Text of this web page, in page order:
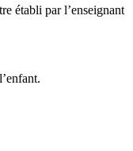
établi par l’enseignant